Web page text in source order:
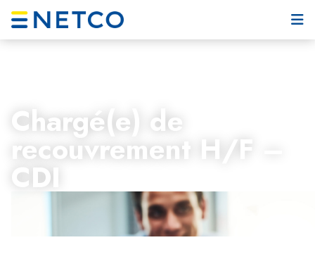
Chargé(e) de
recouvrement H/F –
CDI